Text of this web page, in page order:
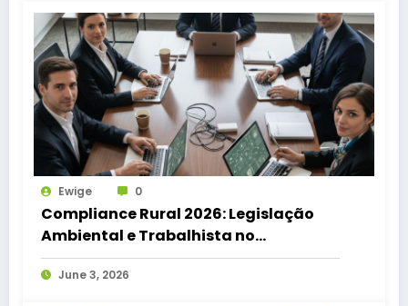
Ewige 0
Compliance Rural 2026: Legislação
Ambiental e Trabalhista no
Agronegócio
June 3, 2026